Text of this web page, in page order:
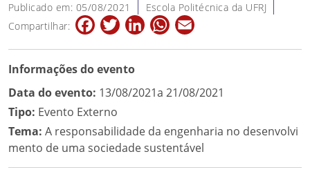
Publicado em: 05/08/2021
Escola Politécnica da UFRJ
Compartilhar:
FacebookTwitterLinkedInWhatsApp
Informações do evento
Data do evento: 13/08/2021a 21/08/2021
Tipo: Evento Externo
Tema: A responsabilidade da engenharia no desenvolvi
mento de uma sociedade sustentável